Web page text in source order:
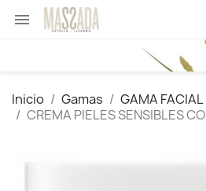

Inicio Gamas GAMA FACIAL
CREMA PIELES SENSIBLES